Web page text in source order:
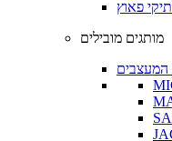
מותגים מובילים
המעצבים